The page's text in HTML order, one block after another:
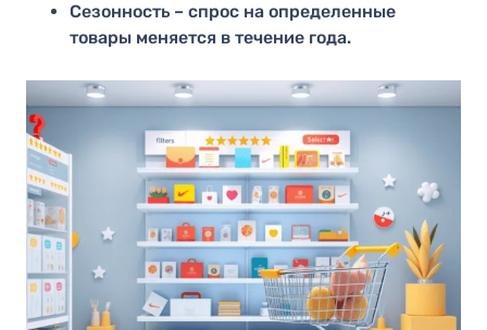
Сезонность – спрос на определенные
товары меняется в течение года.